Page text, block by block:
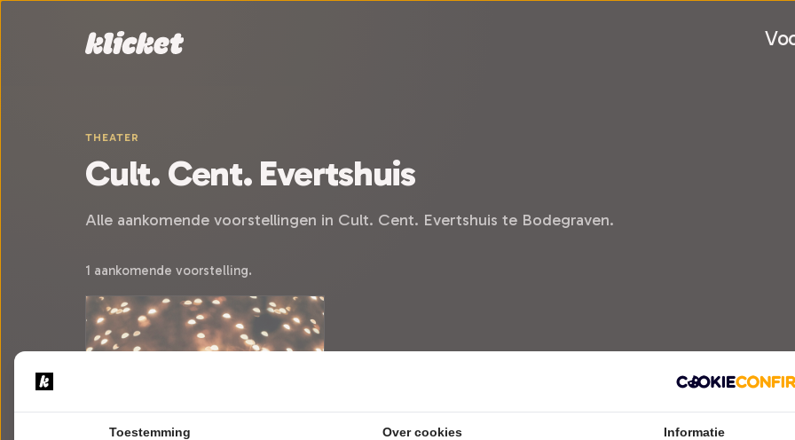
THEATER
Cult. Cent. Evertshuis
Alle aankomende voorstellingen in Cult. Cent. Evertshuis te Bodegraven.
1 aankomende voorstelling.
Toestemming Over cookies Informatie